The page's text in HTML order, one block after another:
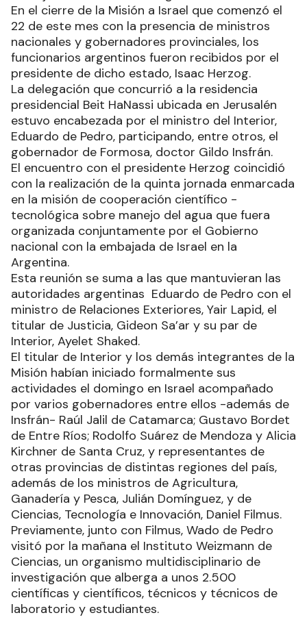
En el cierre de la Misión a Israel que comenzó el
22 de este mes con la presencia de ministros
nacionales y gobernadores provinciales, los
funcionarios argentinos fueron recibidos por el
presidente de dicho estado, Isaac Herzog.
La delegación que concurrió a la residencia
presidencial Beit HaNassi ubicada en Jerusalén
estuvo encabezada por el ministro del Interior,
Eduardo de Pedro, participando, entre otros, el
gobernador de Formosa, doctor Gildo Insfrán.
El encuentro con el presidente Herzog coincidió
con la realización de la quinta jornada enmarcada
en la misión de cooperación científico -
tecnológica sobre manejo del agua que fuera
organizada conjuntamente por el Gobierno
nacional con la embajada de Israel en la
Argentina.
Esta reunión se suma a las que mantuvieran las
autoridades argentinas Eduardo de Pedro con el
ministro de Relaciones Exteriores, Yair Lapid, el
titular de Justicia, Gideon Sa’ar y su par de
Interior, Ayelet Shaked.
El titular de Interior y los demás integrantes de la
Misión habían iniciado formalmente sus
actividades el domingo en Israel acompañado
por varios gobernadores entre ellos -además de
Insfrán- Raúl Jalil de Catamarca; Gustavo Bordet
de Entre Ríos; Rodolfo Suárez de Mendoza y Alicia
Kirchner de Santa Cruz, y representantes de
otras provincias de distintas regiones del país,
además de los ministros de Agricultura,
Ganadería y Pesca, Julián Domínguez, y de
Ciencias, Tecnología e Innovación, Daniel Filmus.
Previamente, junto con Filmus, Wado de Pedro
visitó por la mañana el Instituto Weizmann de
Ciencias, un organismo multidisciplinario de
investigación que alberga a unos 2.500
científicas y científicos, técnicos y técnicos de
laboratorio y estudiantes.